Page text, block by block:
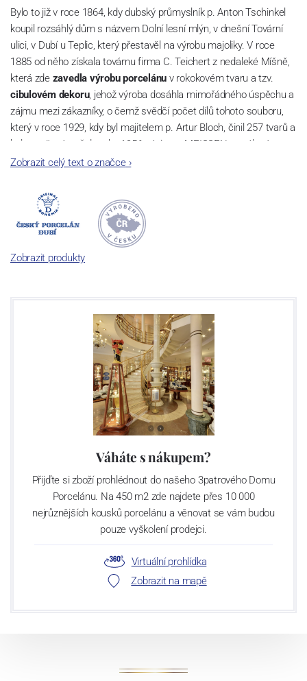
Bylo to již v roce 1864, kdy dubský průmyslník p. Anton Tschinkel
koupil rozsáhlý dům s názvem Dolní lesní mlýn, v dnešní Tovární
ulici, v Dubí u Teplic, který přestavěl na výrobu majoliky. V roce
1885 od něho získala továrnu firma C. Teichert z nedaleké Míšně,
která zde zavedla výrobu porcelánu v rokokovém tvaru a tzv.
cibulovém dekoru, jehož výroba dosáhla mimořádného úspěchu a
zájmu mezi zákazníky, o čemž svědčí počet dílů tohoto souboru,
který v roce 1929, kdy byl majitelem p. Artur Bloch, činil 257 tvarů a
byl označován až do roku 1956 nápisem MEISSEN v oválovém
rámečku.
počet jeho dílů v cibulovém provedení je 850 tvarů. Tyto výrobky
jsou garantovány Asociací sklářského a keramického průmyslu
České republiky jako „Český výrobek
Zobrazit celý text o značce›
Zobrazit produkty
Váháte s nákupem?
Přijďte si zboží prohlédnout do našeho 3patrového Domu
Porcelánu. Na 450 m2 zde najdete přes 10 000
nejrůznějších kousků porcelánu a věnovat se vám budou
pouze vyškolení prodejci.
Virtuální prohlídka
Zobrazit na mapě